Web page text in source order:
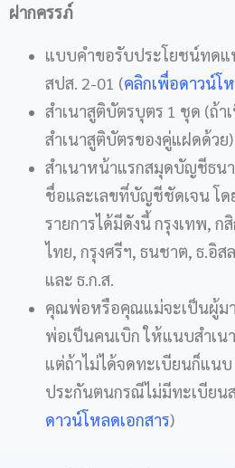
ฝากครรภ์
แบบคำขอรับประโยชน์ทด
สปส. 2-01 (คลิกเพื่อดาวน์โ
สำเนาสูติบัตรบุตร 1 ชุด (ถ้
สำเนาสูติบัตรของคู่แฝดด้วย)
สำเนาหน้าแรกสมุดบัญชีธน
ชื่อและเลขที่บัญชีชัดเจน โด
รายการได้มีดังนี้ กรุงเทพ, ก
ไทย, กรุงศรีฯ, ธนชาต, ธ.อิส
และ ธ.ก.ส.
คุณพ่อหรือคุณแม่จะเป็นผู้ม
พ่อเป็นคนเบิก ให้แนบสำเน
แต่ถ้าไม่ได้จดทะเบียนก็แน
ประกันตนกรณีไม่มีทะเบียน
ดาวน์โหลดเอกสาร)